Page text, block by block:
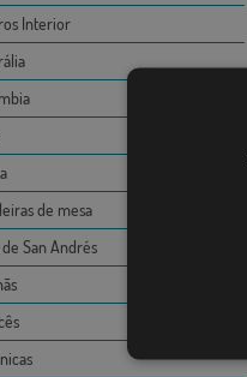
Interior
de mesa
San Andrés